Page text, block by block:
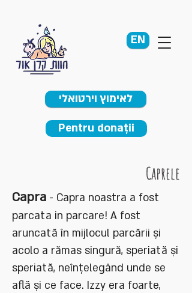
לאימוץ וירטואלי
EN
Pentru donații
Caprele
Capra - Capra noastra a fost
parcata in parcare! A fost
aruncată în mijlocul parcării și
acolo a rămas singură, speriată și
speriată, neînțelegând unde se
află și ce face. Izzy era foarte,